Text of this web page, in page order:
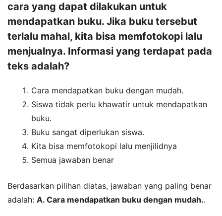
cara yang dapat dilakukan untuk
mendapatkan buku. Jika buku tersebut
terlalu mahal, kita bisa memfotokopi lalu
menjualnya. Informasi yang terdapat pada
teks adalah?
Cara mendapatkan buku dengan mudah.
Siswa tidak perlu khawatir untuk mendapatkan
buku.
Buku sangat diperlukan siswa.
Kita bisa memfotokopi lalu menjilidnya
Semua jawaban benar
Berdasarkan pilihan diatas, jawaban yang paling benar
adalah: A. Cara mendapatkan buku dengan mudah..